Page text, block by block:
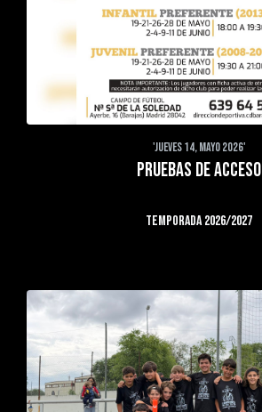
'JUEVES 14, MAYO 2026'
PRUEBAS DE ACCESO
TEMPORADA 2026/2027